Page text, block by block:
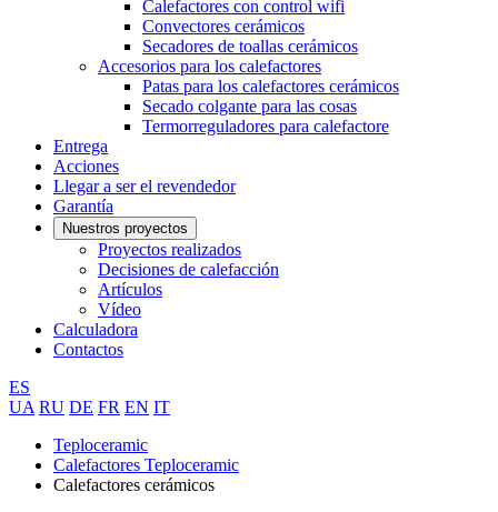
Calefactores con control wifi
Convectores cerámicos
Secadores de toallas cerámicos
Accesorios para los calefactores
Patas para los calefactores cerámicos
Secado colgante para las cosas
Termorreguladores para calefactore
Entrega
Acciones
Llegar a ser el revendedor
Garantía
Nuestros proyectos
Proyectos realizados
Decisiones de calefacción
Artículos
Vídeo
Calculadora
Contactos
ES
UA RU DE FR EN IT
Teploceramic
Calefactores Teploceramic
Calefactores cerámicos